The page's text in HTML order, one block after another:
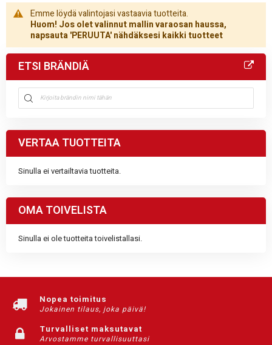
Emme löydä valintojasi vastaavia tuotteita.
Huom! Jos olet valinnut mallin varaosan haussa,
napsauta 'PERUUTA' nähdäksesi kaikki tuotteet
ETSI BRÄNDIÄ
VERTAA TUOTTEITA
Sinulla ei vertailtavia tuotteita.
OMA TOIVELISTA
Sinulla ei ole tuotteita toivelistallasi.
Nopea toimitus
Jokainen tilaus, joka päivä!
Turvalliset maksutavat
Arvostamme turvallisuuttasi